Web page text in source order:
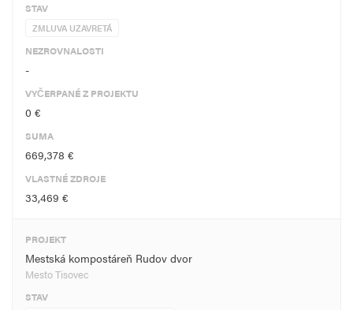
STAV
ZMLUVA UZAVRETÁ
NEZROVNALOSTI
-
VYČERPANÉ Z PROJEKTU
0 €
SUMA
669,378 €
VLASTNÉ ZDROJE
33,469 €
PROJEKT
Mestská kompostáreň Rudov dvor
Mesto Tisovec
STAV